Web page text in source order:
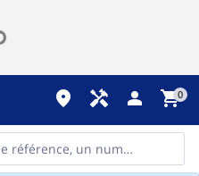
place handyman person shopping_cart0